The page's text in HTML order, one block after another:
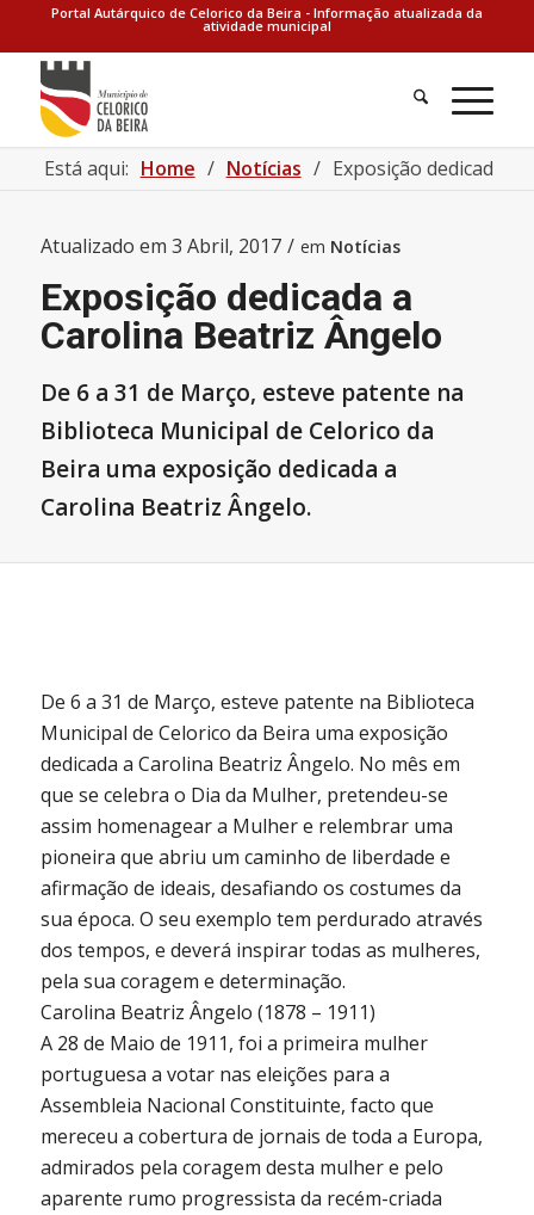
Portal Autárquico de Celorico da Beira - Informação atualizada da
atividade municipal
Está aqui: Home / Notícias / Exposição dedicada
Atualizado em 3 Abril, 2017 / em Notícias
Exposição dedicada a
Carolina Beatriz Ângelo
De 6 a 31 de Março, esteve patente na
Biblioteca Municipal de Celorico da
Beira uma exposição dedicada a
Carolina Beatriz Ângelo.
De 6 a 31 de Março, esteve patente na Biblioteca
Municipal de Celorico da Beira uma exposição
dedicada a Carolina Beatriz Ângelo. No mês em
que se celebra o Dia da Mulher, pretendeu-se
assim homenagear a Mulher e relembrar uma
pioneira que abriu um caminho de liberdade e
afirmação de ideais, desafiando os costumes da
sua época. O seu exemplo tem perdurado através
dos tempos, e deverá inspirar todas as mulheres,
pela sua coragem e determinação.
Carolina Beatriz Ângelo (1878 – 1911)
A 28 de Maio de 1911, foi a primeira mulher
portuguesa a votar nas eleições para a
Assembleia Nacional Constituinte, facto que
mereceu a cobertura de jornais de toda a Europa,
admirados pela coragem desta mulher e pelo
aparente rumo progressista da recém-criada